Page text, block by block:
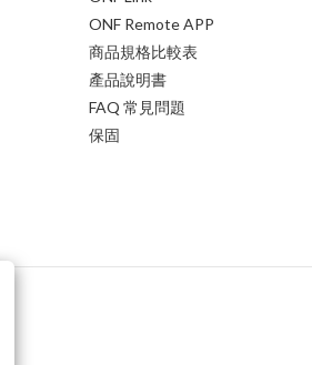
ONF Remote APP
商品規格比較表
產品說明書
FAQ 常見問題
保固